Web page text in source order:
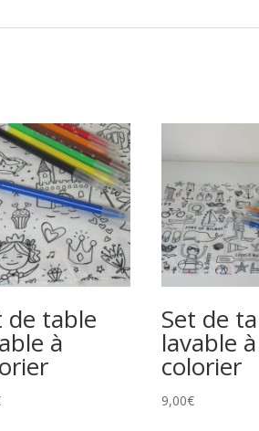
de table
à
Set de
lavable à
colorier
9,00€